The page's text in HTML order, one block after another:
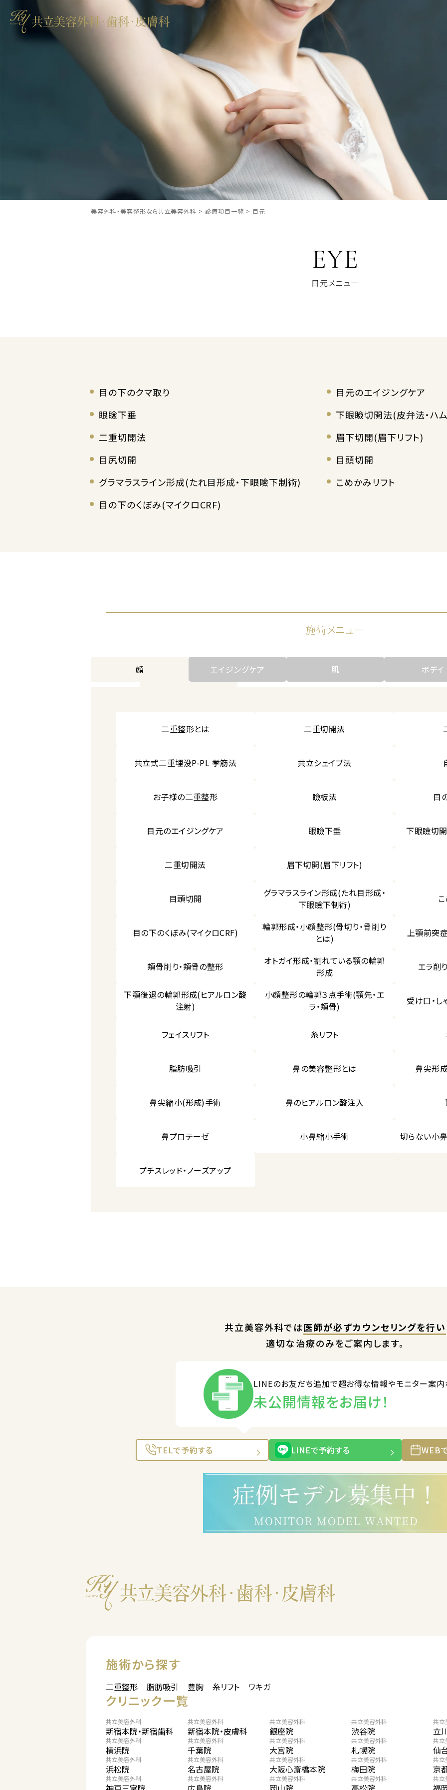
美容外科・美容整形なら共立美容外科 > 診療項目一覧 > 目元
EYE
目元メニュー
目の下のクマ取り
目元のエイジングケア
眼瞼下垂
下眼瞼切開法(皮弁法・ハ
二重切開法
眉下切開(眉下リフト)
目尻切開
目頭切開
グラマラスライン形成(たれ目形成・下眼瞼下制術)
こめかみリフト
目の下のくぼみ(マイクロCRF)
施術メニュー
顔 エイジングケア 肌 ボデイ
二重整形とは 二重切開法
共立式二重埋没P-PL 挙筋法 共立シェイプ法
お子様の二重整形 瞼板法 目
目元のエイジングケア 眼瞼下垂 下眼瞼切
二重切開法 眉下切開(眉下リフト)
目頭切開
グラマラスライン形成(たれ目形成・
下眼瞼下制術)
目の下のくぼみ(マイクロCRF)
輪郭形成・小顔整形(骨切り・骨削り
とは)
上顎前突
頬骨削り・頬骨の整形
オトガイ形成・割れている顎の輪郭
形成
エラ削
下顎後退の輪郭形成(ヒアルロン酸
注射)
小顔整形の輪郭３点手術(顎先・エ
ラ・頬骨)
受け口・
フェイスリフト 糸リフト
脂肪吸引 鼻の美容整形とは 鼻尖形
鼻尖縮小(形成)手術 鼻のヒアルロン酸注入
鼻プロテーゼ 小鼻縮小手術 切らない小
プチスレッド・ノーズアップ
共立美容外科では医師が必ずカウンセリングを行い
適切な治療のみをご案内します。
LINEのお友だち追加で超お得な情報やモニター案
未公開情報をお届け！
TELで予約する LINEで予約する WEB
施術から探す
二重整形 脂肪吸引 豊胸 糸リフト ワキガ
クリニック一覧
共立美容外科
新宿本院・新宿歯科
共立美容外科
新宿本院・皮膚科
共立美容外科
銀座院
共立美容外科
渋谷院
共立
立
共立美容外科
横浜院
共立美容外科
千葉院
共立美容外科
大宮院
共立美容外科
札幌院
共立
仙
共立美容外科
浜松院
共立美容外科
名古屋院
共立美容外科
大阪心斎橋本院
共立美容外科
梅田院
共立
京
共立美容外科 共立美容外科 共立美容外科 共立美容外科 共立